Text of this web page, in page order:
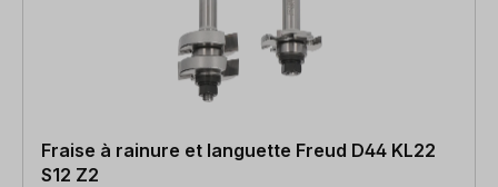
Fraise à rainure et languette Freud D44 KL22
S12 Z2